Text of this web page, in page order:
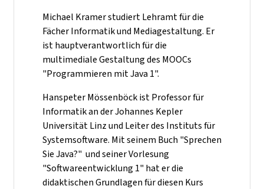
Michael Kramer studiert Lehramt für die
Fächer Informatik und Mediagestaltung. Er
ist hauptverantwortlich für die
multimediale Gestaltung des MOOCs
"Programmieren mit Java 1".
Hanspeter Mössenböck ist Professor für
Informatik an der Johannes Kepler
Universität Linz und Leiter des Instituts für
Systemsoftware. Mit seinem Buch "Sprechen
Sie Java?" und seiner Vorlesung
"Softwareentwicklung 1" hat er die
didaktischen Grundlagen für diesen Kurs